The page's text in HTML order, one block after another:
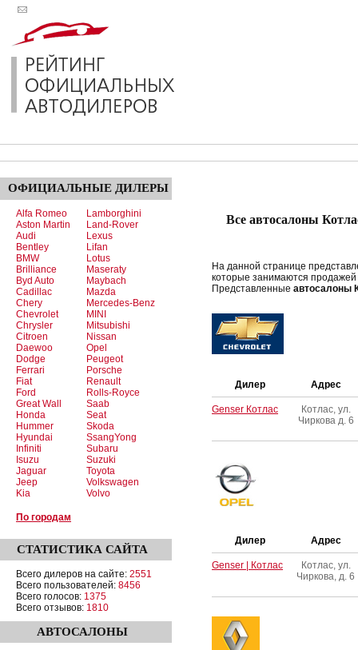
ОФИЦИАЛЬНЫЕ ДИЛЕРЫ
Alfa Romeo
Aston Martin
Audi
Bentley
BMW
Brilliance
Byd Auto
Cadillac
Chery
Chevrolet
Chrysler
Citroen
Daewoo
Dodge
Ferrari
Fiat
Ford
Great Wall
Honda
Hummer
Hyundai
Infiniti
Isuzu
Jaguar
Jeep
Kia
Lamborghini
Land-Rover
Lexus
Lifan
Lotus
Maseraty
Maybach
Mazda
Mercedes-Benz
MINI
Mitsubishi
Nissan
Opel
Peugeot
Porsche
Renault
Rolls-Royce
Saab
Seat
Skoda
SsangYong
Subaru
Suzuki
Toyota
Volkswagen
Volvo
По городам
СТАТИСТИКА САЙТА
Всего дилеров на сайте: 2551
Всего пользователей: 8456
Всего голосов: 1375
Всего отзывов: 1810
АВТОСАЛОНЫ
Все автосалоны
На данной странице
которые занимаются
Представленные автосалоны
Дилер Адрес
Genser Котлас
Котлас, ул.
Чиркова д. 6
Дилер Адрес
Genser | Котлас
Котлас, ул.
Чиркова, д. 6